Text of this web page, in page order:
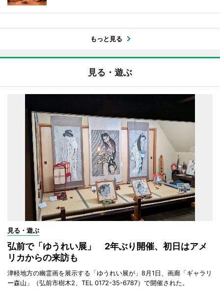
もっと見る
見る・遊ぶ
見る・遊ぶ
弘前で「ゆうれい展」 2年ぶり開催、初日はアメ
リカからの来訪も
津軽地方の幽霊画を展示する「ゆうれい展が」8月1日、画廊「ギャラリ
ー森山」（弘前市樹木2、TEL 0172-35-6787）で開催された。